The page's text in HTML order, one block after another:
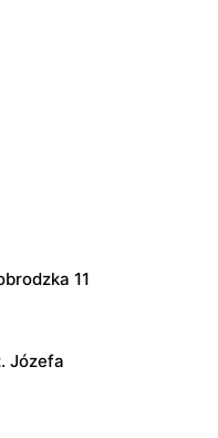
11
Józefa